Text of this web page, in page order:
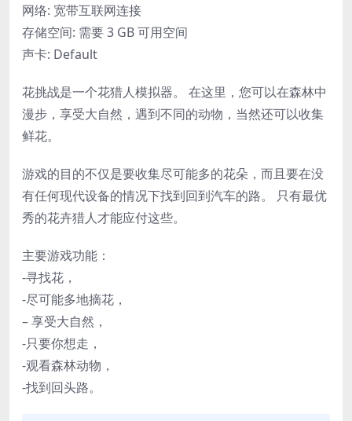
网络: 宽带互联网连接
存储空间: 需要 3 GB 可用空间
声卡: Default
花挑战是一个花猎人模拟器。 在这里，您可以在森林中
漫步，享受大自然，遇到不同的动物，当然还可以收集
鲜花。
游戏的目的不仅是要收集尽可能多的花朵，而且要在没
有任何现代设备的情况下找到回到汽车的路。 只有最优
秀的花卉猎人才能应付这些。
主要游戏功能：
-寻找花，
-尽可能多地摘花，
– 享受大自然，
-只要你想走，
-观看森林动物，
-找到回头路。